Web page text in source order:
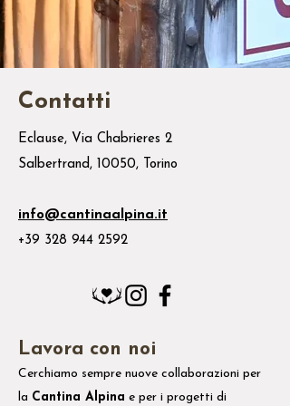
Contatti
Eclause, Via Chabrieres 2
Salbertrand, 10050, Torino
info@cantinaalpina.it
+39 328 944 2592
Lavora con noi
Cerchiamo sempre nuove collaborazioni per
la Cantina Alpina e per i progetti di